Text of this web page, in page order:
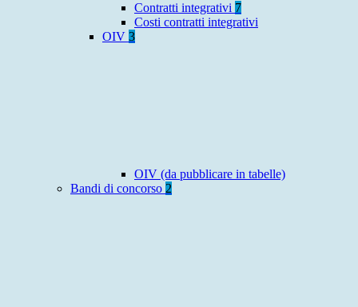
Contratti integrativi 7
Costi contratti integrativi
OIV 3
OIV (da pubblicare in tabelle)
Bandi di concorso 2